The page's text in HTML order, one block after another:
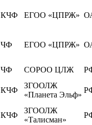
КЧФ ЕГОО «ЦПРЖ»
ЧФ ЕГОО «ЦПРЖ»
ЧФ СОРОО ЦЛЖ
КЧФ
ЗГООЛЖ
«Планета Эльф»
КЧФ
ЗГООЛЖ
«Талисман»